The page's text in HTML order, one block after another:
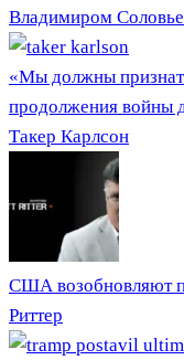
Владимиром
«Мы должны
продолжения
Такер Карлсон
США возобновляют
Риттер